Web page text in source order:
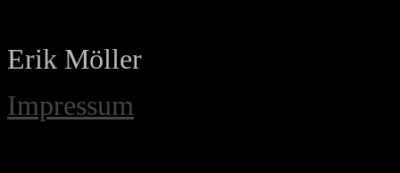
Erik Möller
Impressum